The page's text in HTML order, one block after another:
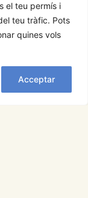
el teu permís i
teu tràfic. Pots
quines vols
Acceptar